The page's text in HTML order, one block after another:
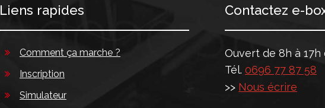
Liens rapides
Comment ça marche ?
Inscription
Simulateur
Contactez e-
Ouvert de 8h à 17h
Tél. 0696 77 87 58
>> Nous écrire